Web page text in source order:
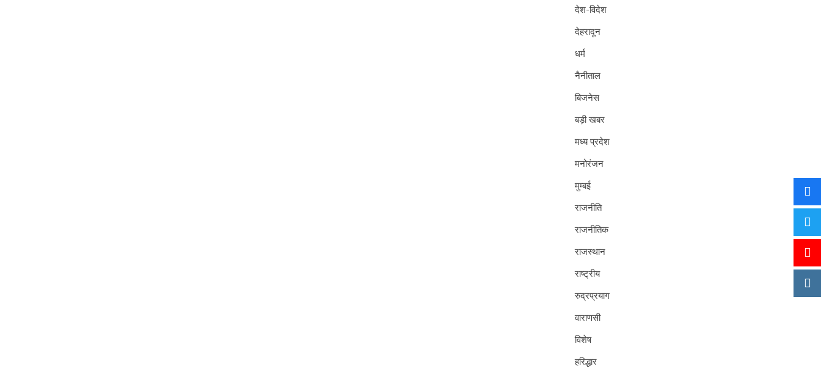
देश-विदेश
देहरादून
धर्म
नैनीताल
बिजनेस
बड़ी खबर
मध्य प्रदेश
मनोरंजन
मुम्बई
राजनीति
राजनीतिक
राजस्थान
राष्ट्रीय
रुद्रप्रयाग
वाराणसी
विशेष
हरिद्धार